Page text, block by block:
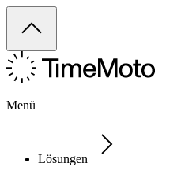
Menü
Lösungen